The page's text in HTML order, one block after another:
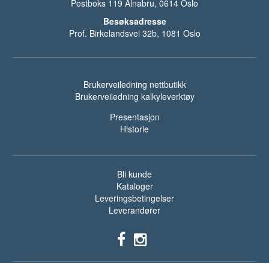
Postboks 119 Alnabru, 0614 Oslo
Besøksadresse
Prof. Birkelandsvei 32b, 1081 Oslo
Brukerveiledning nettbutikk
Brukerveiledning kalkyleverktøy
Presentasjon
Historie
Bli kunde
Kataloger
Leveringsbetingelser
Leverandører